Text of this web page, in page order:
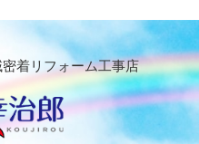
着リフォーム工事店